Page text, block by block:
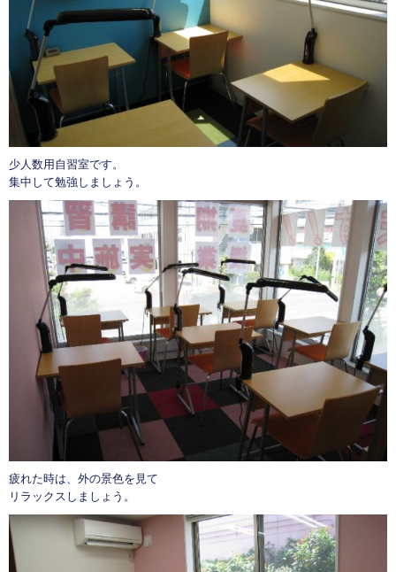
少人数用自習室です。
集中して勉強しましょう。
疲れた時は、外の景色を見て
リラックスしましょう。